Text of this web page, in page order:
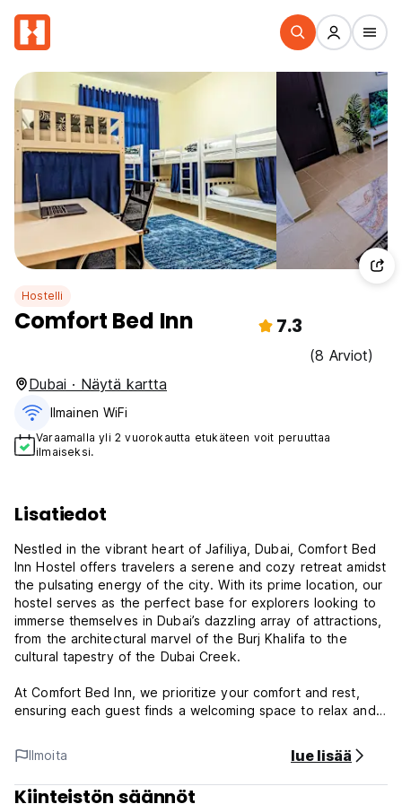
Hostelli
Comfort Bed Inn 7.3
(8 Arviot)
Dubai · Näytä kartta
Ilmainen WiFi
Varaamalla yli 2 vuorokautta etukäteen voit peruuttaa
ilmaiseksi.
Lisatiedot
Nestled in the vibrant heart of Jafiliya, Dubai, Comfort Bed
Inn Hostel offers travelers a serene and cozy retreat amidst
the pulsating energy of the city. With its prime location, our
hostel serves as the perfect base for explorers looking to
immerse themselves in Dubai’s dazzling array of attractions,
from the architectural marvel of the Burj Khalifa to the
cultural tapestry of the Dubai Creek.
At Comfort Bed Inn, we prioritize your comfort and rest,
ensuring each guest finds a welcoming space to relax and
accommodations, are equipped with premium bedding and
all the essential amenities to provide you with a
comfortable stay.
Ilmoita lue lisää
Kiinteistön säännöt